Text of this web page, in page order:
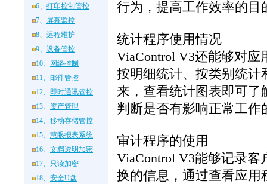
6、 打印控制管控
7、 屏幕监控
8、 远程维护
9、 设备管控
10、
网络控制
11、 邮件管控
12、 即时通讯管控
13、 资产管理
14、 移动存储管控
15、 慧眼报表系统
16、 文档透明加密
17、 只读加密
18、 安全U盘
行为，提高工作效率的目
统计程序使用情况
ViaControl V3还能够对
按明细统计、按类别统计
来，查看统计图表即可
判断是否有影响正常工作
审计程序的使用
ViaControl V3能够记录
换的信息，通过查看应用